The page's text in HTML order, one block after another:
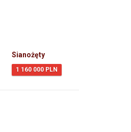
Sianożęty
1 160 000 PLN